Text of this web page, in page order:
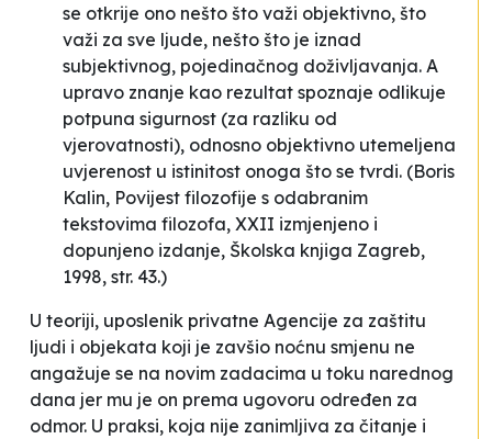
se otkrije ono nešto što važi objektivno, što
važi za sve ljude, nešto što je iznad
subjektivnog, pojedinačnog doživljavanja. A
upravo znanje kao rezultat spoznaje odlikuje
potpuna sigurnost (za razliku od
vjerovatnosti), odnosno objektivno utemeljena
uvjerenost u istinitost onoga što se tvrdi. (Boris
Kalin, Povijest filozofije s odabranim
tekstovima filozofa, XXII izmjenjeno i
dopunjeno izdanje, Školska knjiga Zagreb,
1998, str. 43.)
U teoriji, uposlenik privatne Agencije za zaštitu
ljudi i objekata koji je zavšio noćnu smjenu ne
angažuje se na novim zadacima u toku narednog
dana jer mu je on prema ugovoru određen za
odmor. U praksi, koja nije zanimljiva za čitanje i